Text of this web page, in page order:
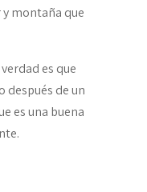
montaña que
es que
después de un
es una buena